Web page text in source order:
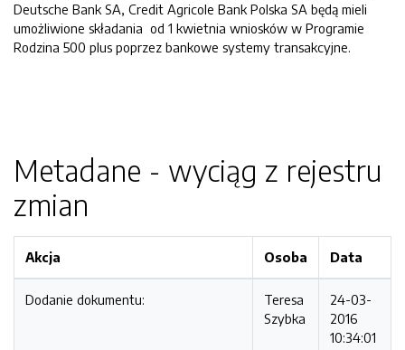
Deutsche Bank SA, Credit Agricole Bank Polska SA będą mieli
umożliwione składania od 1 kwietnia wniosków w Programie
Rodzina 500 plus poprzez bankowe systemy transakcyjne.
Metadane - wyciąg z rejestru
zmian
Akcja Osoba Data
Dodanie dokumentu:
Teresa
Szybka
24-03-
2016
10:34:01